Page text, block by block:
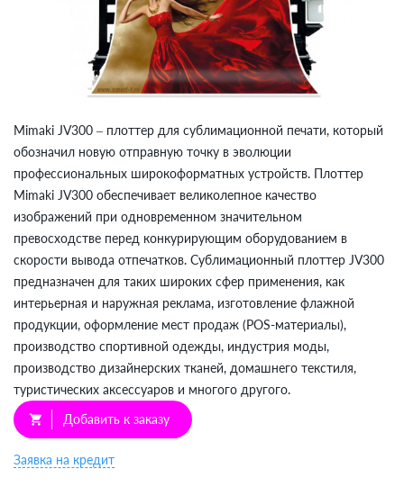
Mimaki JV300 – плоттер для сублимационной печати, который
обозначил новую отправную точку в эволюции
профессиональных широкоформатных устройств. Плоттер
Mimaki JV300 обеспечивает великолепное качество
изображений при одновременном значительном
превосходстве перед конкурирующим оборудованием в
скорости вывода отпечатков. Сублимационный плоттер JV300
предназначен для таких широких сфер применения, как
интерьерная и наружная реклама, изготовление флажной
продукции, оформление мест продаж (POS-материалы),
производство спортивной одежды, индустрия моды,
производство дизайнерских тканей, домашнего текстиля,
туристических аксессуаров и многого другого.
shopping_cart Добавить к заказу
Заявка на кредит